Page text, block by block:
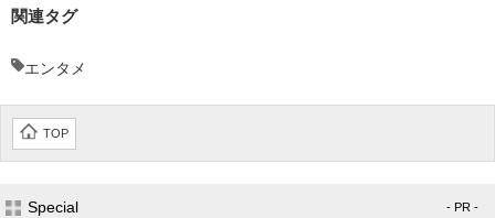
関連タグ
エンタメ
TOP
Special - PR -